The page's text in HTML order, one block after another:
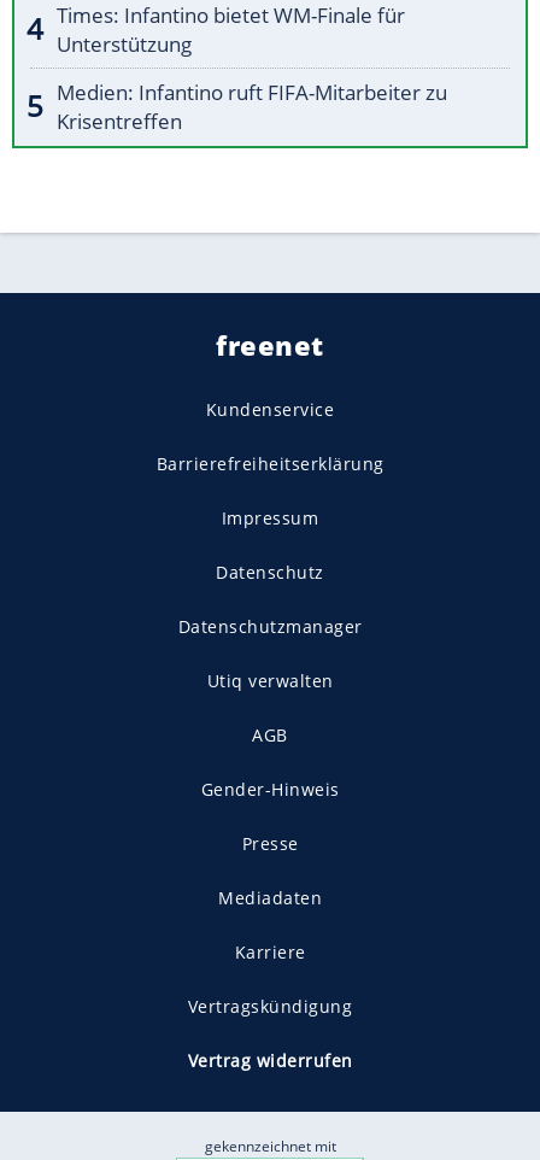
Times: Infantino bietet WM-Finale für
Unterstützung
Medien: Infantino ruft FIFA-Mitarbeiter zu
Krisentreffen
freenet
Kundenservice
Barrierefreiheitserklärung
Impressum
Datenschutz
Datenschutzmanager
Utiq verwalten
AGB
Gender-Hinweis
Presse
Mediadaten
Karriere
Vertragskündigung
Vertrag widerrufen
gekennzeichnet mit